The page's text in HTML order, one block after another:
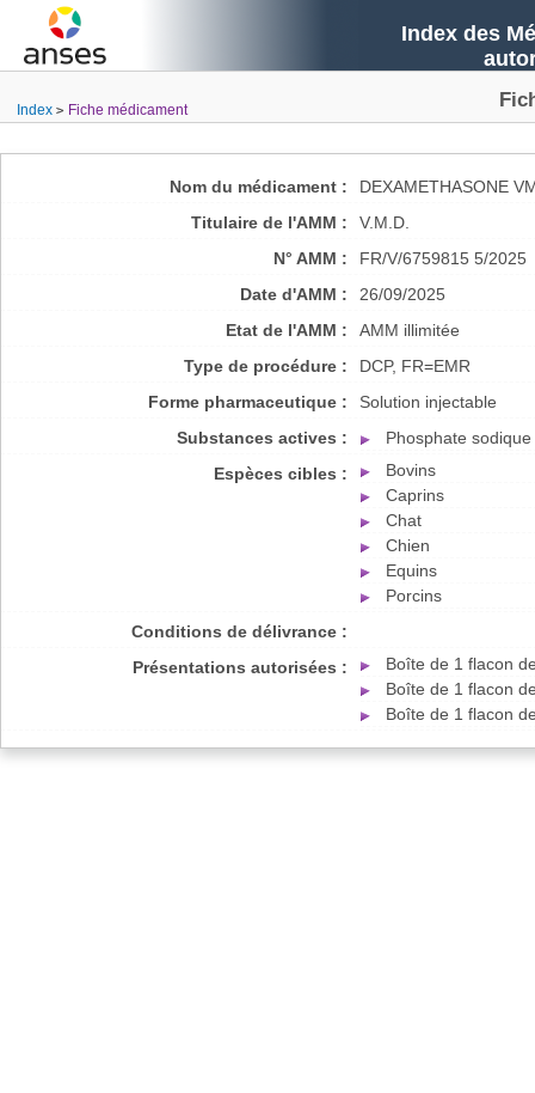
Index des
Index Fiche médicament
Nom du médicament :
DEXAMETHASONE
Titulaire de l'AMM :
V.M.D.
N° AMM :
FR/V/6759815 5/2025
Date d'AMM :
26/09/2025
Etat de l'AMM :
AMM illimitée
Type de procédure :
DCP, FR=EMR
Forme pharmaceutique :
Solution injectable
Substances actives :
Phosphate
Espèces cibles :
Bovins
Caprins
Chat
Chien
Equins
Porcins
Conditions de délivrance :
Présentations autorisées :
Boîte de 1 flacon
Boîte de 1 flacon
Boîte de 1 flacon